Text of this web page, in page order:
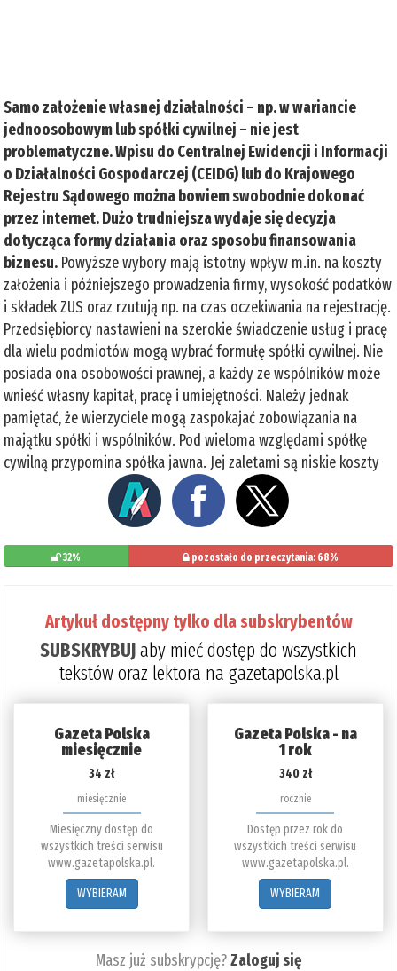
Samo założenie własnej działalności – np. w wariancie
jednoosobowym lub spółki cywilnej – nie jest
problematyczne. Wpisu do Centralnej Ewidencji i Informacji
o Działalności Gospodarczej (CEIDG) lub do Krajowego
Rejestru Sądowego można bowiem swobodnie dokonać
przez internet. Dużo trudniejsza wydaje się decyzja
dotycząca formy działania oraz sposobu finansowania
biznesu. Powyższe wybory mają istotny wpływ m.in. na koszty
założenia i późniejszego prowadzenia firmy, wysokość podatków
i składek ZUS oraz rzutują np. na czas oczekiwania na rejestrację.
Przedsiębiorcy nastawieni na szerokie świadczenie usług i pracę
dla wielu podmiotów mogą wybrać formułę spółki cywilnej. Nie
posiada ona osobowości prawnej, a każdy ze wspólników może
wnieść własny kapitał, pracę i umiejętności. Należy jednak
pamiętać, że wierzyciele mogą zaspokajać zobowiązania na
majątku spółki i wspólników. Pod wieloma względami spółkę
cywilną przypomina spółka jawna. Jej zaletami są niskie koszty
32% pozostało do przeczytania: 68%
Artykuł dostępny tylko dla subskrybentów
SUBSKRYBUJaby mieć dostęp do wszystkich
tekstów oraz lektora na gazetapolska.pl
Gazeta Polska
miesięcznie
34 zł
miesięcznie
Miesięczny dostęp do
wszystkich treści serwisu
www.gazetapolska.pl.
WYBIERAM
Gazeta Polska - na
1 rok
340 zł
rocznie
Dostęp przez rok do
wszystkich treści serwisu
www.gazetapolska.pl.
WYBIERAM
Masz już subskrypcję?Zaloguj się